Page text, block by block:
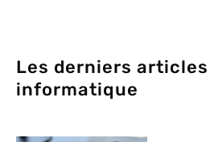
Les derniers articles
informatique